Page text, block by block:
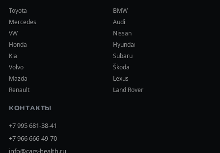
Toyota
BMW
Mercedes
Audi
VW
Nissan
Honda
Hyundai
Kia
Subaru
Volvo
Škoda
Mazda
Lexus
Renault
Land Rover
КОНТАКТЫ
+7 995 681-38-41
+7 966 666-49-70
info@cars-health.ru